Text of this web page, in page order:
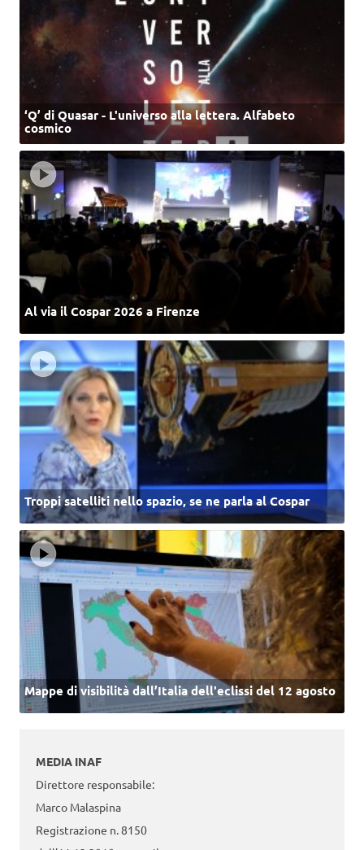
‘Q’ di Quasar - L'universo alla lettera. Alfabeto
cosmico
Al via il Cospar 2026 a Firenze
Troppi satelliti nello spazio, se ne parla al Cospar
Mappe di visibilità dall’Italia dell'eclissi del 12 agosto
MEDIA INAF
Direttore responsabile:
Marco Malaspina
Registrazione n. 8150